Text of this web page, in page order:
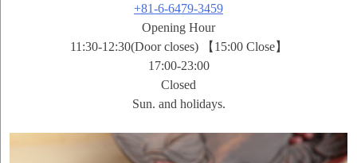
+81-6-6479-3459
Opening Hour
11:30-12:30(Door closes) 【15:00 Close】
17:00-23:00
Closed
Sun. and holidays.